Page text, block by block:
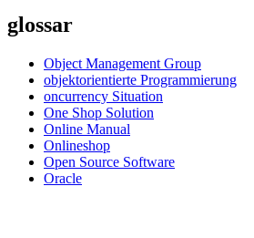
glossar
Object Management Group
objektorientierte Programmierung
oncurrency Situation
One Shop Solution
Online Manual
Onlineshop
Open Source Software
Oracle